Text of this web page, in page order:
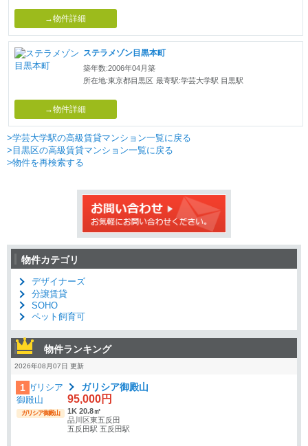
→物件詳細
ステラメゾン目黒本町
築年数:2006年04月築
所在地:東京都目黒区 最寄駅:学芸大学駅 目黒駅
→物件詳細
>学芸大学駅の高級賃貸マンション一覧に戻る
>目黒区の高級賃貸マンション一覧に戻る
>物件を再検索する
物件カテゴリ
デザイナーズ
分譲賃貸
SOHO
ペット飼育可
物件ランキング
2026年08月07日 更新
1
ガリシア御殿山
ガリシア御殿山
95,000円
1K 20.8㎡
品川区東五反田
五反田駅 五反田駅